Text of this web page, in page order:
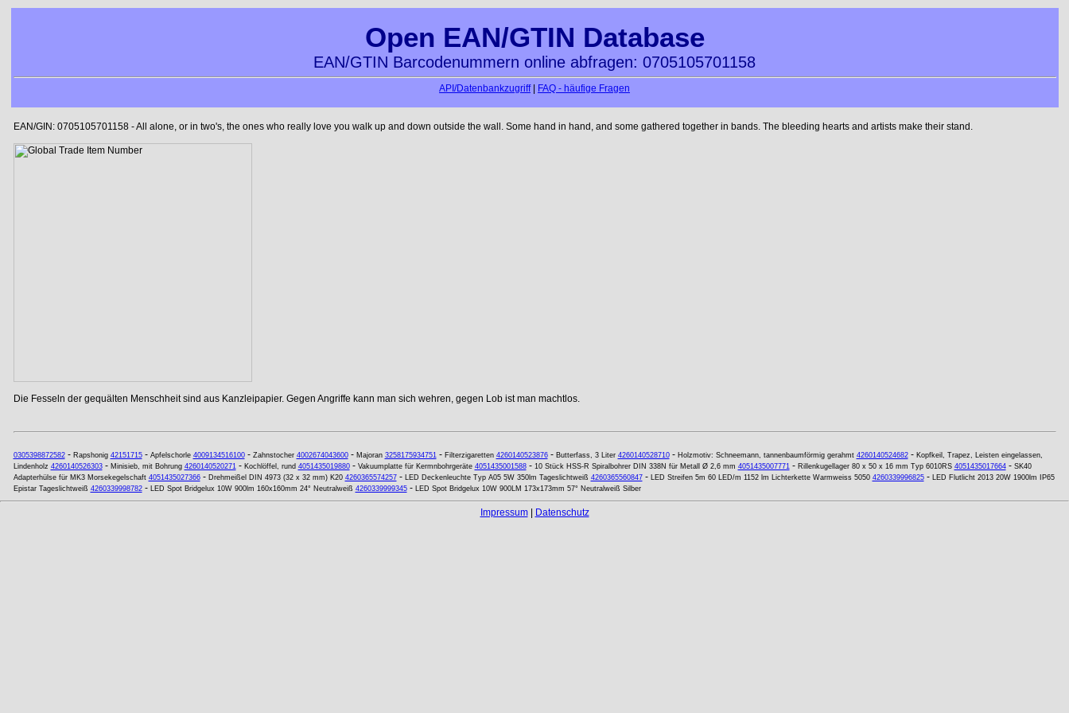
Open EAN/GTIN Database
EAN/GTIN Barcodenummern online abfragen: 0705105701158
API/Datenbankzugriff| FAQ - häufige Fragen
EAN/GIN: 0705105701158 - All alone, or in two's, the ones who really love you walk up and down outside the wall. Some hand in hand, and some gathered together in bands. The bleeding hearts and artists make their stand.
Die Fesseln der gequälten Menschheit sind aus Kanzleipapier. Gegen Angriffe kann man sich wehren, gegen Lob ist man machtlos.
0305398872582- Rapshonig 42151715- Apfelschorle 4009134516100- Zahnstocher 4002674043600- Majoran 3258175934751- Filterzigaretten 4260140523876- Butterfass, 3 Liter 4260140528710- Holzmotiv: Schneemann, tannenbaumförmig gerahmt 4260140524682- Kopfkeil, Trapez, Leisten eingelassen,
Lindenholz 4260140526303- Minisieb, mit Bohrung 4260140520271- Kochlöffel, rund 4051435019880- Vakuumplatte für Kermnbohrgeräte 4051435001588- 10 Stück HSS-R Spiralbohrer DIN 338N für Metall Ø 2,6 mm 4051435007771- Rillenkugellager 80 x 50 x 16 mm Typ 6010RS 4051435017664- SK40
Adapterhülse für MK3 Morsekegelschaft 4051435027366- Drehmeißel DIN 4973 (32 x 32 mm) K20 4260365574257- LED Deckenleuchte Typ A05 5W 350lm Tageslichtweiß 4260365560847- LED Streifen 5m 60 LED/m 1152 lm Lichterkette Warmweiss 5050 4260339996825- LED Flutlicht 2013 20W 1900lm IP65
Epistar Tageslichtweiß 4260339998782- LED Spot Bridgelux 10W 900lm 160x160mm 24° Neutralweiß 4260339999345- LED Spot Bridgelux 10W 900LM 173x173mm 57° Neutralweiß Silber
Impressum| Datenschutz